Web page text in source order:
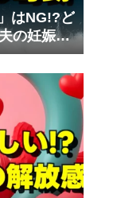
はNG!?ど
の妊娠体